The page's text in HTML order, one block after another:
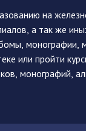
на
а так же
монографии,
или пройти